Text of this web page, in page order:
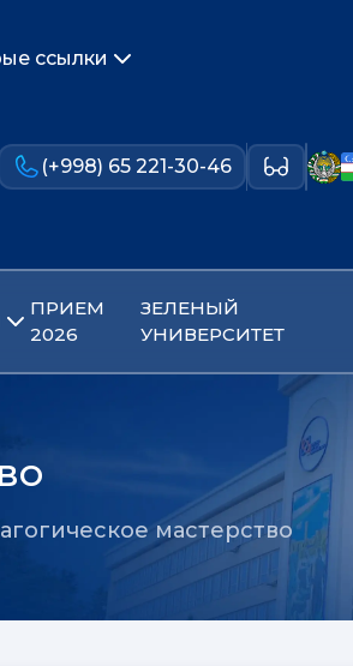
ссылки
(+998) 65 221-30-46
ПРИЕМ
2026
ЗЕЛЕНЫЙ
УНИВЕРСИТЕТ
мастерство